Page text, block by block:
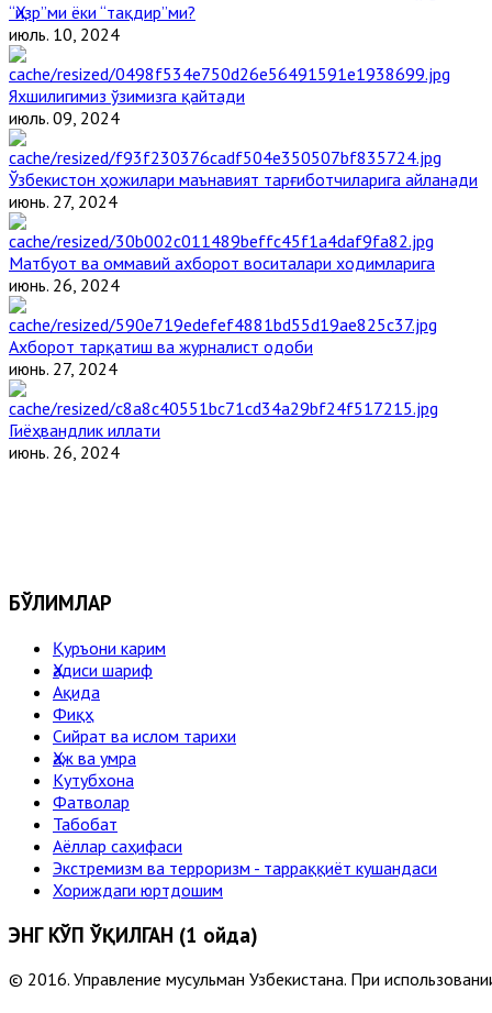
“Ҳизр”ми ёки “тақдир”ми?
июль. 10, 2024
Яхшилигимиз ўзимизга қайтади
июль. 09, 2024
Ўзбекистон ҳожилари маънавият тарғиботчиларига айланади
июнь. 27, 2024
Матбуот ва оммавий ахборот воситалари ходимларига
июнь. 26, 2024
Ахборот тарқатиш ва журналист одоби
июнь. 27, 2024
Гиёҳвандлик иллати
июнь. 26, 2024
БЎЛИМЛАР
Қуръони карим
Ҳадиси шариф
Ақида
Фиқҳ
Сийрат ва ислом тарихи
Ҳаж ва умра
Кутубхона
Фатволар
Табобат
Аёллар саҳифаси
Экстремизм ва терроризм - тарраққиёт кушандаси
Хориждаги юртдошим
ЭНГ КЎП ЎҚИЛГАН (1 ойда)
© 2016. Управление мусульман Узбекистана. При